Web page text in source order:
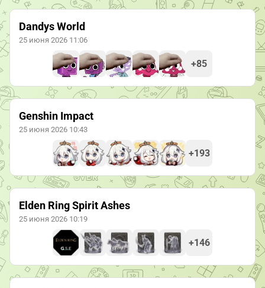
Dandys World
25 июня 2026 11:06
+85
Genshin Impact
25 июня 2026 10:43
+193
Elden Ring Spirit Ashes
25 июня 2026 10:19
+146